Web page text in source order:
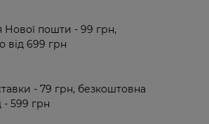
Нової пошти - 99 грн,
від 699 грн
- 79 грн, безкоштовна
- 599 грн